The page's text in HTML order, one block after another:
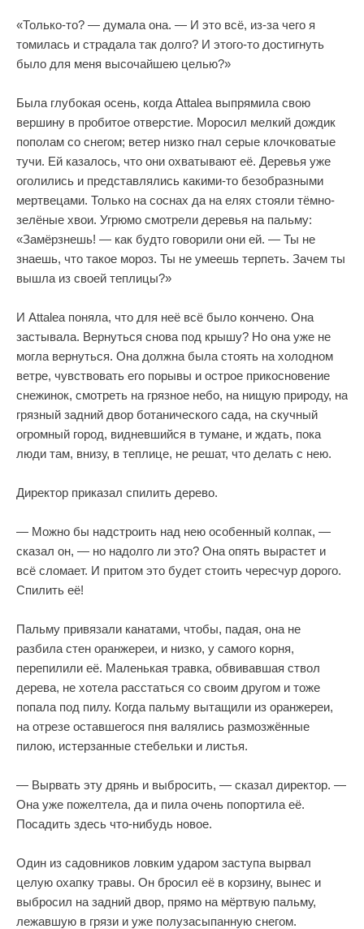
«Только-то? — думала она. — И это всё, из-за чего я
томилась и страдала так долго? И этого-то достигнуть
было для меня высочайшею целью?»
Была глубокая осень, когда Attalea выпрямила свою
вершину в пробитое отверстие. Моросил мелкий дождик
пополам со снегом; ветер низко гнал серые клочковатые
тучи. Ей казалось, что они охватывают её. Деревья уже
оголились и представлялись какими-то безобразными
мертвецами. Только на соснах да на елях стояли тёмно-
зелёные хвои. Угрюмо смотрели деревья на пальму:
«Замёрзнешь! — как будто говорили они ей. — Ты не
знаешь, что такое мороз. Ты не умеешь терпеть. Зачем ты
вышла из своей теплицы?»
И Attalea поняла, что для неё всё было кончено. Она
застывала. Вернуться снова под крышу? Но она уже не
могла вернуться. Она должна была стоять на холодном
ветре, чувствовать его порывы и острое прикосновение
снежинок, смотреть на грязное небо, на нищую природу, на
грязный задний двор ботанического сада, на скучный
огромный город, видневшийся в тумане, и ждать, пока
люди там, внизу, в теплице, не решат, что делать с нею.
Директор приказал спилить дерево.
— Можно бы надстроить над нею особенный колпак, —
сказал он, — но надолго ли это? Она опять вырастет и
всё сломает. И притом это будет стоить чересчур дорого.
Спилить её!
Пальму привязали канатами, чтобы, падая, она не
разбила стен оранжереи, и низко, у самого корня,
перепилили её. Маленькая травка, обвивавшая ствол
дерева, не хотела расстаться со своим другом и тоже
попала под пилу. Когда пальму вытащили из оранжереи,
на отрезе оставшегося пня валялись размозжённые
пилою, истерзанные стебельки и листья.
— Вырвать эту дрянь и выбросить, — сказал директор. —
Она уже пожелтела, да и пила очень попортила её.
Посадить здесь что-нибудь новое.
Один из садовников ловким ударом заступа вырвал
целую охапку травы. Он бросил её в корзину, вынес и
выбросил на задний двор, прямо на мёртвую пальму,
лежавшую в грязи и уже полузасыпанную снегом.